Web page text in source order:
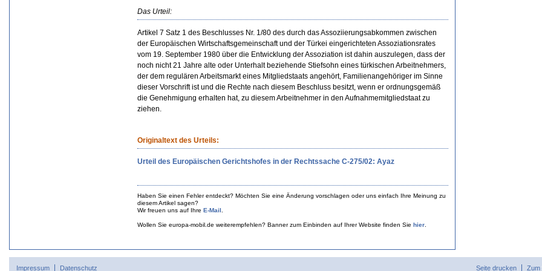
Das Urteil:
Artikel 7 Satz 1 des Beschlusses Nr. 1/80 des durch das Assoziierungsabkommen zwischen
der Europäischen Wirtschaftsgemeinschaft und der Türkei eingerichteten Assoziationsrates
vom 19. September 1980 über die Entwicklung der Assoziation ist dahin auszulegen, dass der
noch nicht 21 Jahre alte oder Unterhalt beziehende Stiefsohn eines türkischen Arbeitnehmers,
der dem regulären Arbeitsmarkt eines Mitgliedstaats angehört, Familienangehöriger im Sinne
dieser Vorschrift ist und die Rechte nach diesem Beschluss besitzt, wenn er ordnungsgemäß
die Genehmigung erhalten hat, zu diesem Arbeitnehmer in den Aufnahmemitgliedstaat zu
ziehen.
Originaltext des Urteils:
Urteil des Europäischen Gerichtshofes in der Rechtssache C-275/02: Ayaz
Haben Sie einen Fehler entdeckt? Möchten Sie eine Änderung vorschlagen oder uns einfach Ihre Meinung zu
diesem Artikel sagen?
Wir freuen uns auf Ihre E-Mail
Wollen Sie europa-mobil.de weiterempfehlen? Banner zum Einbinden auf Ihrer Website finden Sie hier
Impressum Datenschutz Seite drucken Zum